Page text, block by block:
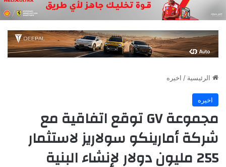
الرئيسية / اخيره
اخيره
مجموعة GV توقع اتفاقية مع
شركة أمارينكو سولاريز لاستثمار
255 مليون دولار لإنشاء البنية